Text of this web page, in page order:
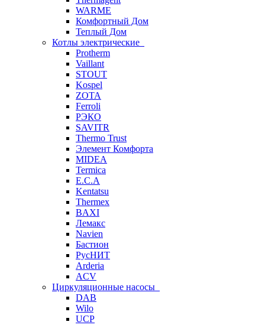
WARME
Комфортный Дом
Теплый Дом
Котлы электрические
Protherm
Vaillant
STOUT
Kospel
ZOTA
Ferroli
РЭКО
SAVITR
Thermo Trust
Элемент Комфорта
MIDEA
Termica
E.C.A
Kentatsu
Thermex
BAXI
Лемакс
Navien
Бастион
РусНИТ
Arderia
ACV
Циркуляционные насосы
DAB
Wilo
UCP